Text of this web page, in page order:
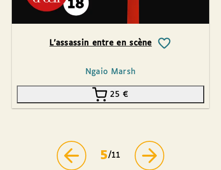
L’assassin entre en scène
Ngaio Marsh
25€
5/11